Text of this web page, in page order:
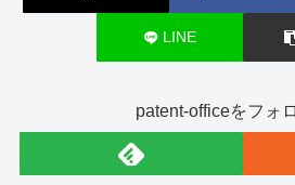
LINE
patent-officeをフォ